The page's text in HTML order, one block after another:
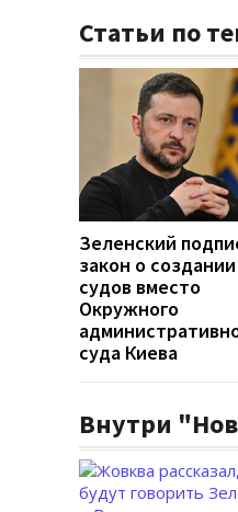
Статьи по
Зеленский
закон о
судов вместо
Окружного
суда Киева
Внутри